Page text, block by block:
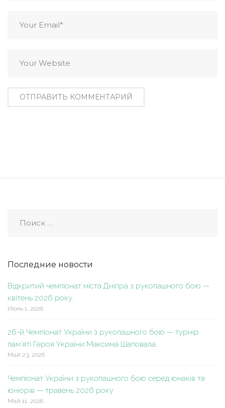
Последние новости
Відкритий чемпіонат міста Дніпра з рукопашного бою —
квітень 2026 року.
Июнь 1, 2026
26-й Чемпіонат України з рукопашного бою — турнір
пам’яті Героя України Максима Шаповала.
Май 23, 2026
Чемпіонат України з рукопашного бою серед юнаків та
юніорів — травень 2026 року.
Май 11, 2026